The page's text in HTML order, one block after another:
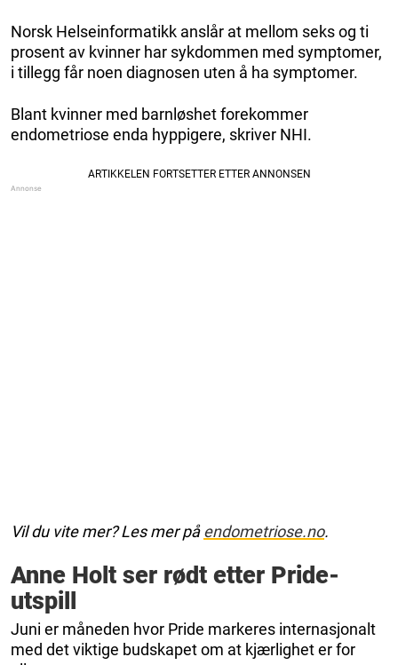
Norsk Helseinformatikk anslår at mellom seks og ti
prosent av kvinner har sykdommen med symptomer,
i tillegg får noen diagnosen uten å ha symptomer.
Blant kvinner med barnløshet forekommer
endometriose enda hyppigere, skriver NHI.
Vil du vite mer? Les mer påendometriose.no.
Anne Holt ser rødt etter Pride-
utspill
Juni er måneden hvor Pride markeres internasjonalt
med det viktige budskapet om at kjærlighet er for